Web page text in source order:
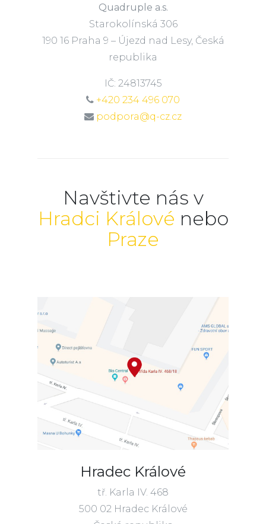
Quadruple a.s.
Starokolínská 306
190 16 Praha 9 – Újezd nad Lesy, Česká
republika
IČ: 24813745
+420 234 496 070
podpora@q-cz.cz
Navštivte nás v
Hradci Králové nebo
Praze
Hradec Králové
tř. Karla IV. 468
500 02 Hradec Králové